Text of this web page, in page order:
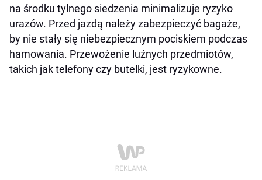
na środku tylnego siedzenia minimalizuje ryzyko
urazów. Przed jazdą należy zabezpieczyć bagaże,
by nie stały się niebezpiecznym pociskiem podczas
hamowania. Przewożenie luźnych przedmiotów,
takich jak telefony czy butelki, jest ryzykowne.